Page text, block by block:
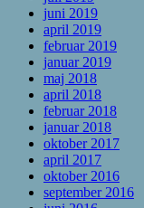
juni 2019
april 2019
februar 2019
januar 2019
maj 2018
april 2018
februar 2018
januar 2018
oktober 2017
april 2017
oktober 2016
september 2016